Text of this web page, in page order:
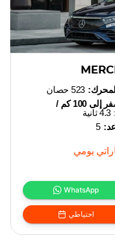
523 حصان
من صفر إلى 100 كم /
4.3 ثانية
5
يومي
WhatsApp
احتياطي